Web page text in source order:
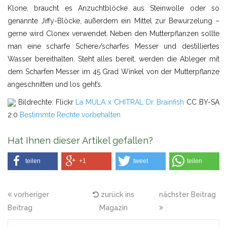
Klone, braucht es Anzuchtblöcke aus Steinwolle oder so
genannte Jiffy-Blöcke, außerdem ein Mittel zur Bewurzelung –
gerne wird Clonex verwendet. Neben den Mutterpflanzen sollte
man eine scharfe Schere/scharfes Messer und destilliertes
Wasser bereithalten. Steht alles bereit, werden die Ableger mit
dem Scharfen Messer im 45 Grad Winkel von der Mutterpflanze
angeschnitten und los geht’s.
Bildrechte: Flickr La MULA x CHITRAL Dr. Brainfish CC BY-SA
2.0 Bestimmte Rechte vorbehalten
Hat Ihnen dieser Artikel gefallen?
teilen +1 tweet teilen
vorheriger
Beitrag
zurück ins
Magazin
nächster Beitrag